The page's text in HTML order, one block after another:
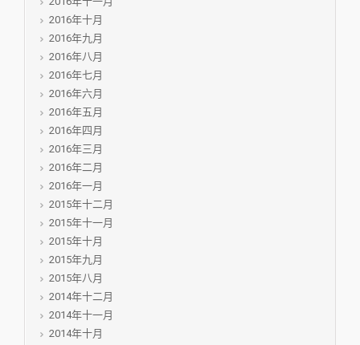
2016年十月
2016年九月
2016年八月
2016年七月
2016年六月
2016年五月
2016年四月
2016年三月
2016年二月
2016年一月
2015年十二月
2015年十一月
2015年十月
2015年九月
2015年八月
2014年十二月
2014年十一月
2014年十月